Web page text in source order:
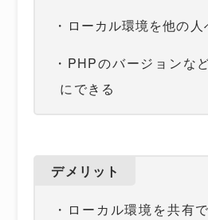
・ローカル環境を他の
・PHPのバージョンな
にできる
デメリット
・ローカル環境を共有